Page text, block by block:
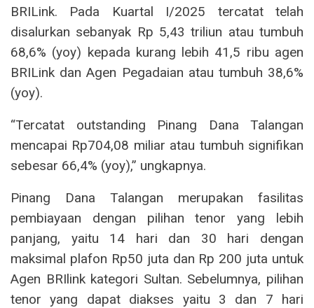
BRILink. Pada Kuartal I/2025 tercatat telah
disalurkan sebanyak Rp 5,43 triliun atau tumbuh
68,6% (yoy) kepada kurang lebih 41,5 ribu agen
BRILink dan Agen Pegadaian atau tumbuh 38,6%
(yoy).
“Tercatat outstanding Pinang Dana Talangan
mencapai Rp704,08 miliar atau tumbuh signifikan
sebesar 66,4% (yoy),” ungkapnya.
Pinang Dana Talangan merupakan fasilitas
pembiayaan dengan pilihan tenor yang lebih
panjang, yaitu 14 hari dan 30 hari dengan
maksimal plafon Rp50 juta dan Rp 200 juta untuk
Agen BRIlink kategori Sultan. Sebelumnya, pilihan
tenor yang dapat diakses yaitu 3 dan 7 hari